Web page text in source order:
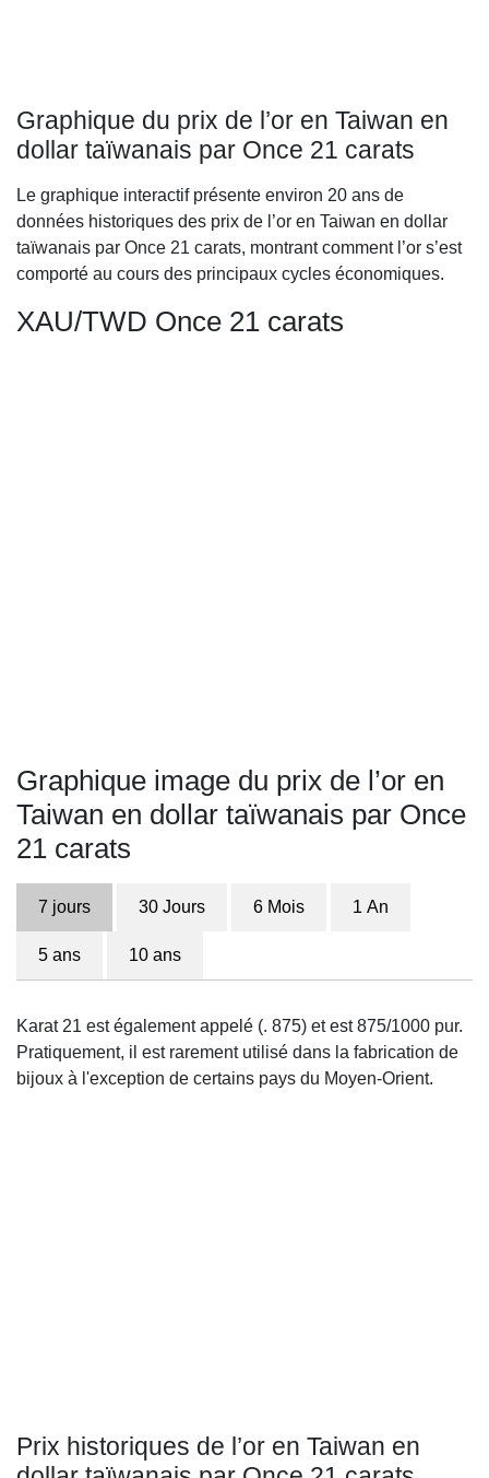
Graphique du prix de l’or en Taiwan en
dollar taïwanais par Once 21 carats
Le graphique interactif présente environ 20 ans de
données historiques des prix de l’or en Taiwan en dollar
taïwanais par Once 21 carats, montrant comment l’or s’est
comporté au cours des principaux cycles économiques.
XAU/TWD Once 21 carats
Graphique image du prix de l’or en
Taiwan en dollar taïwanais par Once
21 carats
7 jours 30 Jours 6 Mois 1 An
5 ans 10 ans
Karat 21 est également appelé (. 875) et est 875/1000 pur.
Pratiquement, il est rarement utilisé dans la fabrication de
bijoux à l'exception de certains pays du Moyen-Orient.
Prix historiques de l’or en Taiwan en